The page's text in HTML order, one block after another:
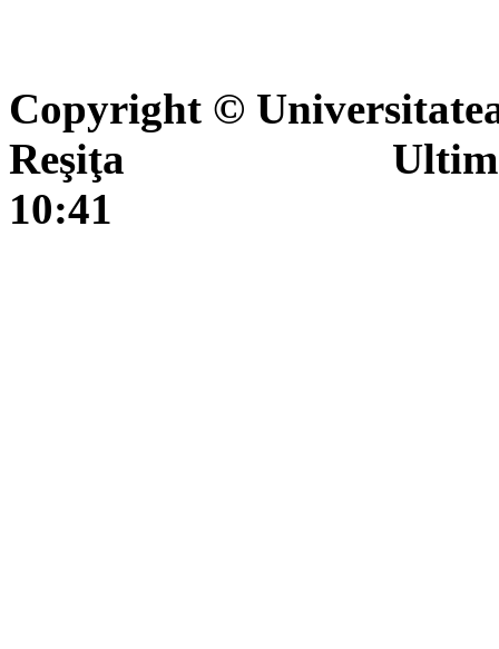
Copyright ©
Reşiţa Ultima
10:41